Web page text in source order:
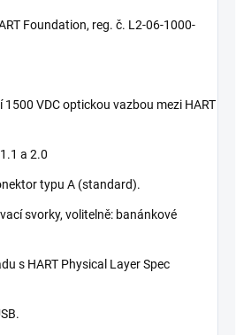
Foundation, reg. č. L2-06-1000-
1500 VDC optickou vazbou mezi HART
a 2.0
typu A (standard).
svorky, volitelně: banánkové
s HART Physical Layer Spec
.